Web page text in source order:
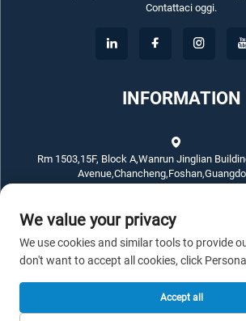
Contattaci oggi.
INFORMATION
Rm 1503,15F, Block A,Wanrun Jinglian
+86-757-83789311
[email protected]
Copyright © 2026 ECKO ELECTROTECH
We value your privacy
We use cookies and similar tools to provide
don't want to accept all cookies, click
Accept all